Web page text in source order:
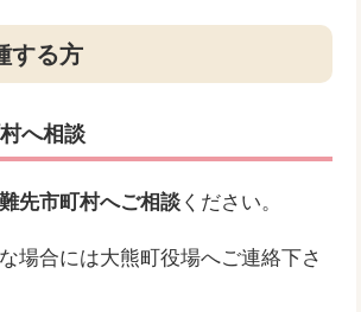
する方
へ相談
先市町村へご相談 ください。
場合には大熊町役場へご連絡下さ